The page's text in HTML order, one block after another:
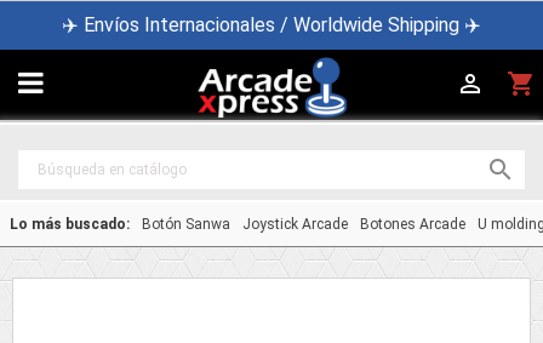
✈️ Envíos Internacionales / Worldwide Shipping ✈️
 shopping_cart


Lo más buscado: Botón Sanwa Joystick Arcade Botones Arcade U